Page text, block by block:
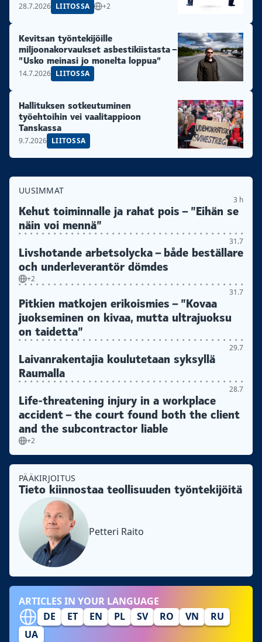
28.7.2026 LIITOSSA +2
Kevitsan työntekijöille
miljoonakorvaukset asbestikiistasta –
”Usko meinasi jo monelta loppua”
14.7.2026 LIITOSSA
Hallituksen sotkeutuminen
työehtoihin vei vaalitappioon
Tanskassa
9.7.2026 LIITOSSA
UUSIMMAT
3 h
Kehut toiminnalle ja rahat pois – ”Eihän se
näin voi mennä”
31.7
Livshotande arbetsolycka – både beställare
och underleverantör dömdes
+2
31.7
Pitkien matkojen erikoismies – ”Kovaa
juokseminen on kivaa, mutta ultrajuoksu
on taidetta”
29.7
Laivanrakentajia koulutetaan syksyllä
Raumalla
28.7
Life-threatening injury in a workplace
accident – the court found both the client
and the subcontractor liable
+2
PÄÄKIRJOITUS
Tieto kiinnostaa teollisuuden työntekijöitä
Petteri Raito
ARTICLES IN YOUR LANGUAGE
DE
ET EN PL SV RO VN
RU
UA